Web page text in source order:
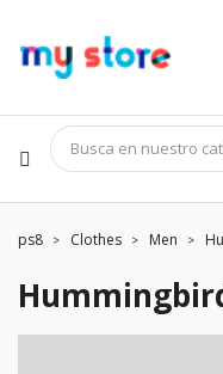
ps8 Clothes Men